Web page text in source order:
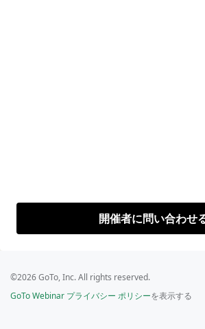
開催者に問い合わせ
©2026 GoTo, Inc. All rights reserved.
GoTo Webinar プライバシー ポリシーを表示する